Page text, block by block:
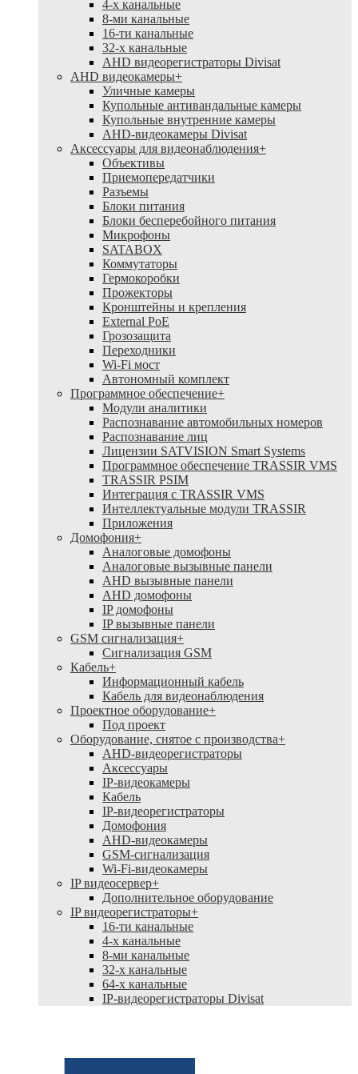
4-х канальные
8-ми канальные
16-ти канальные
32-х канальные
AHD видеорегистраторы Divisat
AHD видеокамеры+
Уличные камеры
Купольные антивандальные камеры
Купольные внутренние камеры
AHD-видеокамеры Divisat
Аксессуары для видеонаблюдения+
Объективы
Приемопередатчики
Разъемы
Блоки питания
Блоки бесперебойного питания
Микрофоны
SATABOX
Коммутаторы
Гермокоробки
Прожекторы
Кронштейны и крепления
External PoE
Грозозащита
Переходники
Wi-Fi мост
Автономный комплект
Программное обеспечение+
Модули аналитики
Распознавание автомобильных номеров
Распознавание лиц
Лицензии SATVISION Smart Systems
Программное обеспечение TRASSIR VMS
TRASSIR PSIM
Интеграция с TRASSIR VMS
Интеллектуальные модули TRASSIR
Приложения
Домофония+
Аналоговые домофоны
Аналоговые вызывные панели
AHD вызывные панели
AHD домофоны
IP домофоны
IP вызывные панели
GSM сигнализация+
Cигнализация GSM
Кабель+
Информационный кабель
Кабель для видеонаблюдения
Проектное оборудование+
Под проект
Оборудование, снятое с производства+
AHD-видеорегистраторы
Аксессуары
IP-видеокамеры
Кабель
IP-видеорегистраторы
Домофония
AHD-видеокамеры
GSM-сигнализация
Wi-Fi-видеокамеры
IP видеосервер+
Дополнительное оборудование
IP видеорегистраторы+
16-ти канальные
4-х канальные
8-ми канальные
32-х канальные
64-х канальные
IP-видеорегистраторы Divisat